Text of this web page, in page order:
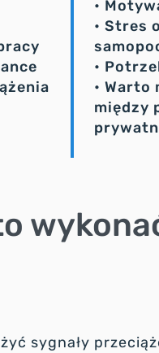
•
• Stres
•
•
między
sygnały